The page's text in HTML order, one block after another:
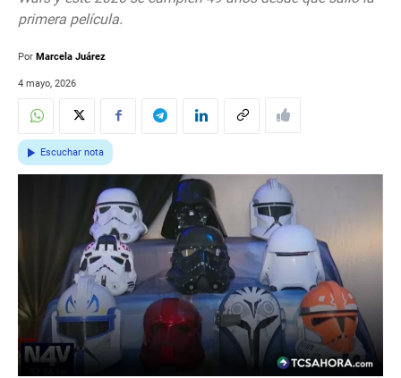
primera película.
Por Marcela Juárez
4 mayo, 2026
Escuchar nota